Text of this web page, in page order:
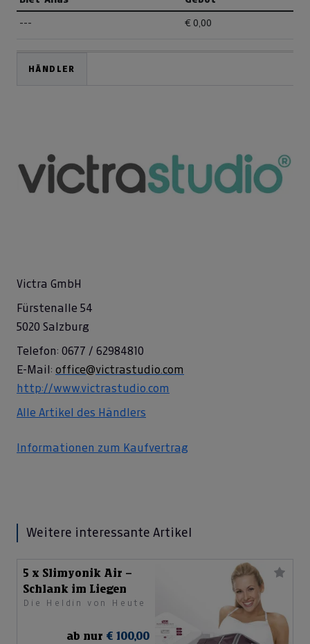
--- € 0,00
HÄNDLER
Victra GmbH
Fürstenalle 54
5020 Salzburg
Telefon: 0677 / 62984810
E-Mail: office@victrastudio.com
http://www.victrastudio.com
Alle Artikel des Händlers
Informationen zum Kaufvertrag
Weitere interessante Artikel
5 x Slimyonik Air –
Schlank im Liegen
Die Heldin von Heute
ab nur € 100,00